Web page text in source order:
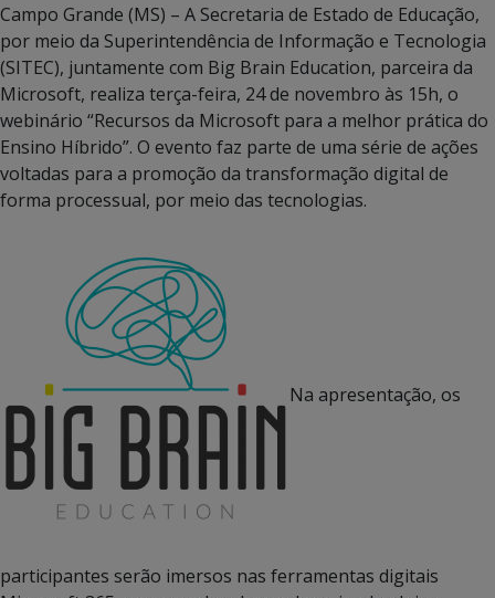
Campo Grande (MS) – A Secretaria de Estado de Educação,
por meio da Superintendência de Informação e Tecnologia
(SITEC), juntamente com Big Brain Education, parceira da
Microsoft, realiza terça-feira, 24 de novembro às 15h, o
webinário “Recursos da Microsoft para a melhor prática do
Ensino Híbrido”. O evento faz parte de uma série de ações
voltadas para a promoção da transformação digital de
forma processual, por meio das tecnologias.
Na apresentação, os
participantes serão imersos nas ferramentas digitais